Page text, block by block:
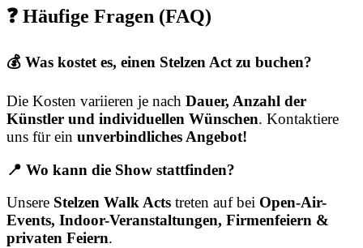
❓ Häufige Fragen (FAQ)
💰 Was kostet es, einen Stelzen Act zu buchen?
Die Kosten variieren je nach Dauer, Anzahl der
Künstler und individuellen Wünschen. Kontaktiere
uns für ein unverbindliches Angebot!
📍 Wo kann die Show stattfinden?
Unsere Stelzen Walk Acts treten auf bei Open-Air-
Events, Indoor-Veranstaltungen, Firmenfeiern &
privaten Feiern.